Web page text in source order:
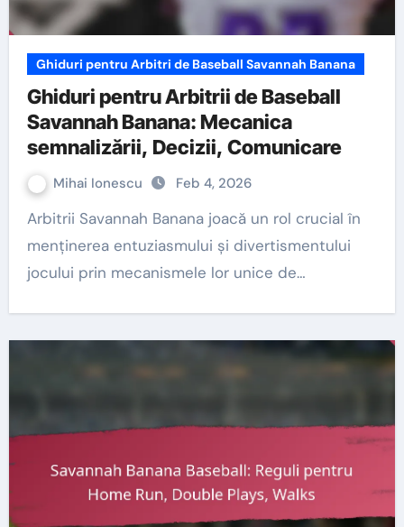
Ghiduri pentru Arbitri de Baseball Savannah Banana
Ghiduri pentru Arbitrii de Baseball
Savannah Banana: Mecanica
semnalizării, Decizii, Comunicare
Mihai Ionescu Feb 4, 2026
Arbitrii Savannah Banana joacă un rol crucial în
menținerea entuziasmului și divertismentului
jocului prin mecanismele lor unice de…